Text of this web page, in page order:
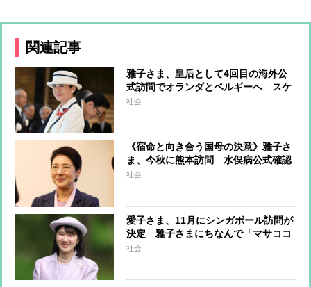
関連記事
雅子さま、皇后として4回目の海外公
式訪問でオランダとベルギーへ スケ
ジュールには“謎の空白” 宿泊先は両
社会
《宿命と向き合う国母の決意》雅子さ
ま、今秋に熊本訪問 水俣病公式確認
から70年を迎え、現地では水俣へのご
社会
愛子さま、11月にシンガポール訪問が
決定 雅子さまにちなんで「マサココ
ウタイシヒデンカ」と命名された真っ
社会